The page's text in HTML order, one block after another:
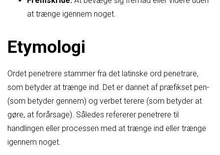
at trænge igennem noget.
Etymologi
Ordet penetrere stammer fra det latinske ord penetrare,
som betyder at trænge ind. Det er dannet af præfikset pen-
(som betyder gennem) og verbet terere (som betyder at
gøre, at forårsage). Således refererer penetrere til
handlingen eller processen med at trænge ind eller trænge
igennem noget.